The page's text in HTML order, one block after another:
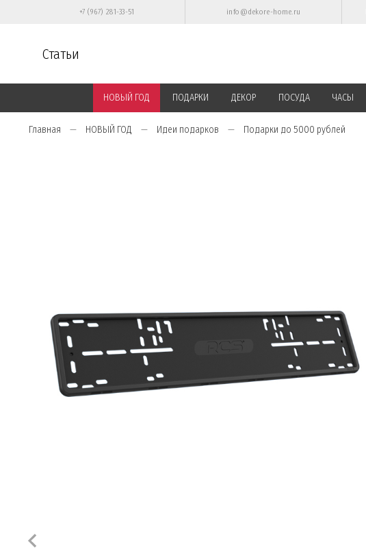
+7 (967) 281-33-51 info@dekore-home.ru
Статьи
НОВЫЙ ГОД ПОДАРКИ ДЕКОР ПОСУДА ЧАСЫ
Главная НОВЫЙ ГОД Идеи подарков Подарки до 5000 рублей